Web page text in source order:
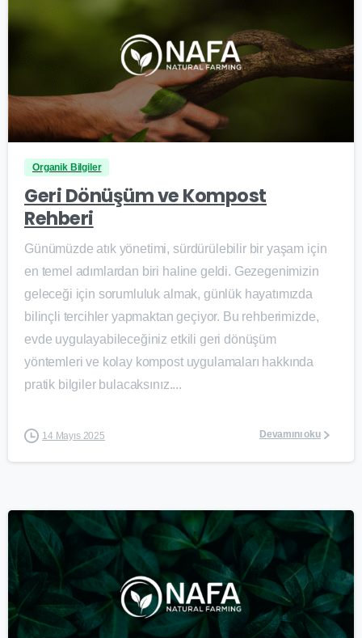
Organik Bilgiler
Geri Dönüşüm ve Kompost
Rehberi
Günümüzde atık yönetimi, sürdürülebilir bir yaşam için
en temel adımlardan biri haline geldi. Gezegenimizin
geleceği için sorumluluk almak, günlük hayatımızda
bilinçli tercihler yapmaktan geçiyor. Bu rehberimizde,
evde uygulayabileceğiniz etkili geri dönüşüm
yöntemleri ve kolay kompost uygulamaları hakkında
pratik bilgiler bulacaksınız....
14 Mayıs 2025 Devamını oku